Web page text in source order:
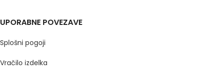
UPORABNE POVEZAVE
Splošni pogoji
Vračilo izdelka